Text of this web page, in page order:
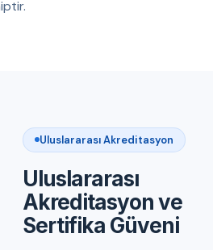
Uluslararası Akreditasyon
Uluslararası
Akreditasyon ve
Sertifika Güveni